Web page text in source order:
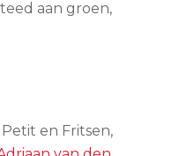
aan groen,
en Fritsen,